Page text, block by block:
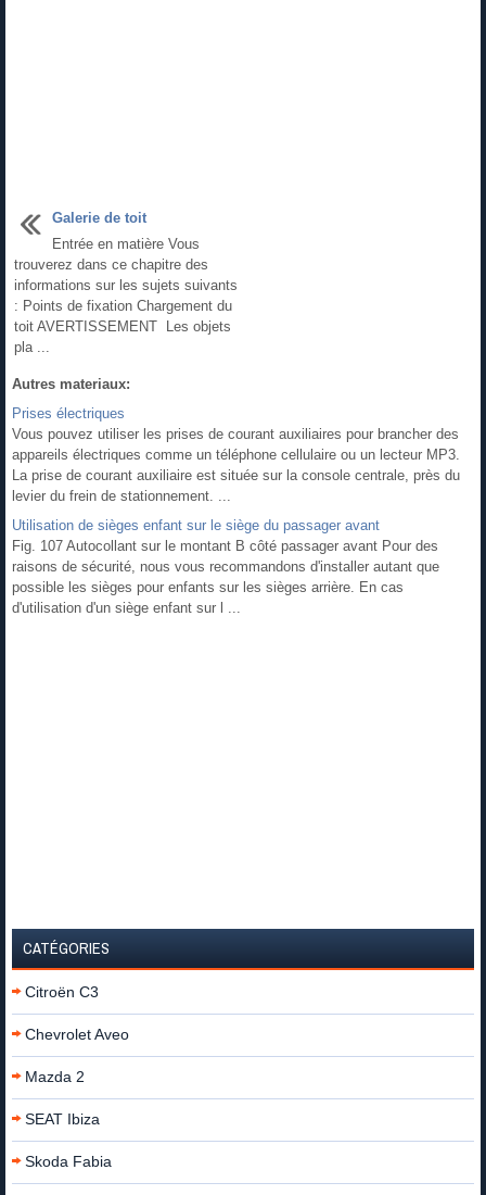
Galerie de toit
Entrée en matière Vous
trouverez dans ce chapitre des
informations sur les sujets suivants
: Points de fixation Chargement du
toit AVERTISSEMENT Les objets
pla ...
Autres materiaux:
Prises électriques
Vous pouvez utiliser les prises de courant auxiliaires pour brancher des
appareils électriques comme un téléphone cellulaire ou un lecteur MP3.
La prise de courant auxiliaire est située sur la console centrale, près du
levier du frein de stationnement. ...
Utilisation de sièges enfant sur le siège du passager avant
Fig. 107 Autocollant sur le montant B côté passager avant Pour des
raisons de sécurité, nous vous recommandons d'installer autant que
possible les sièges pour enfants sur les sièges arrière. En cas
d'utilisation d'un siège enfant sur l ...
CATÉGORIES
Citroën C3
Chevrolet Aveo
Mazda 2
SEAT Ibiza
Skoda Fabia